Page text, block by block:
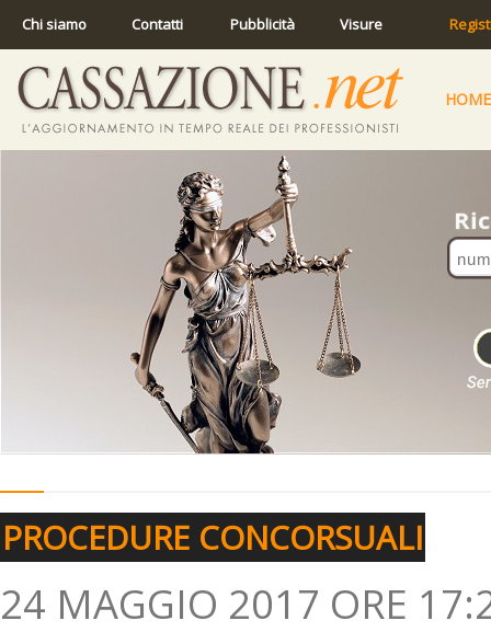
Chi siamo Contatti Pubblicità Visure
HOME
PROCEDURE CONCORSUALI
24 MAGGIO 2017 ORE